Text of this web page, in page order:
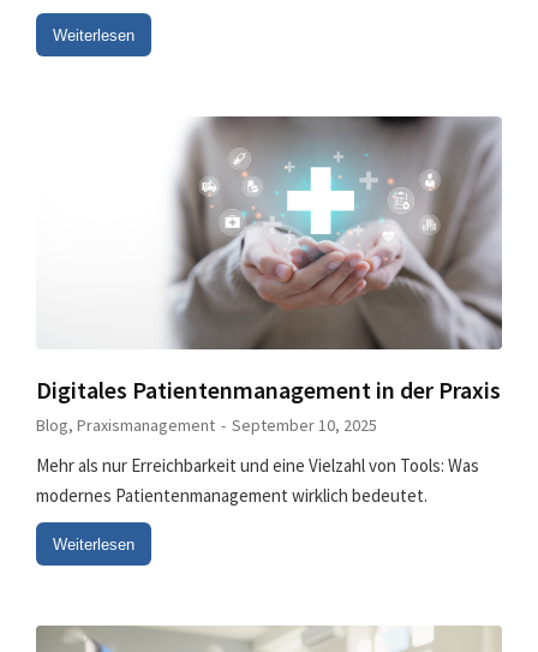
Weiterlesen
Digitales Patientenmanagement in der Praxis
Blog, Praxismanagement September 10, 2025
Mehr als nur Erreichbarkeit und eine Vielzahl von Tools: Was
modernes Patientenmanagement wirklich bedeutet.
Weiterlesen